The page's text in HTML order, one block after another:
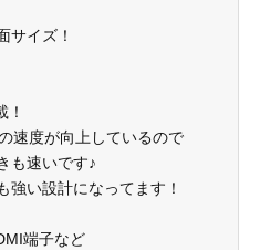
サイズ！
速度が向上しているので
も速いです♪
強い設計になってます！
端子など